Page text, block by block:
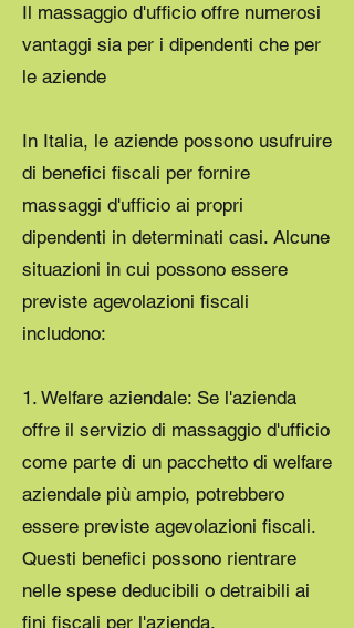
Il massaggio d'ufficio offre numerosi
vantaggi sia per i dipendenti che per
le aziende
In Italia, le aziende possono usufruire
di benefici fiscali per fornire
massaggi d'ufficio ai propri
dipendenti in determinati casi. Alcune
situazioni in cui possono essere
previste agevolazioni fiscali
includono:
1. Welfare aziendale: Se l'azienda
offre il servizio di massaggio d'ufficio
come parte di un pacchetto di welfare
aziendale più ampio, potrebbero
essere previste agevolazioni fiscali.
Questi benefici possono rientrare
nelle spese deducibili o detraibili ai
fini fiscali per l'azienda.